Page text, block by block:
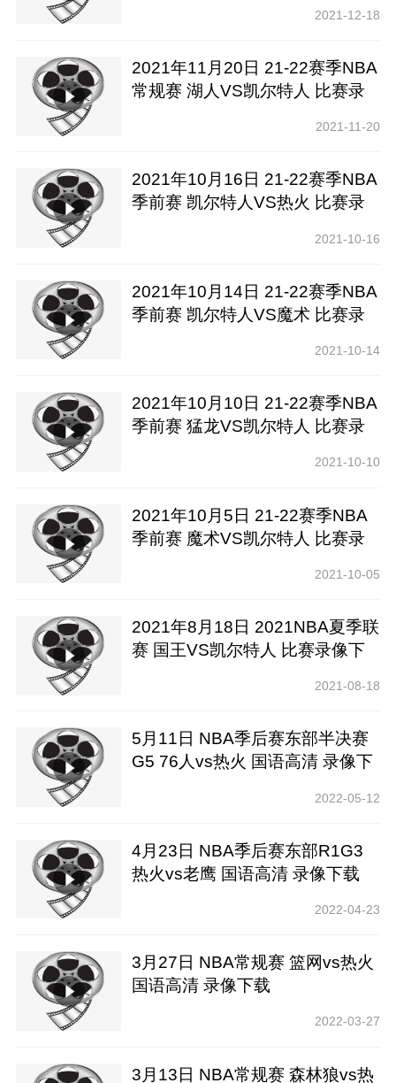
2021-12-18
2021年11月20日 21-22赛季NBA
常规赛 湖人VS凯尔特人 比赛录
2021-11-20
2021年10月16日 21-22赛季NBA
季前赛 凯尔特人VS热火 比赛录
2021-10-16
2021年10月14日 21-22赛季NBA
季前赛 凯尔特人VS魔术 比赛录
2021-10-14
2021年10月10日 21-22赛季NBA
季前赛 猛龙VS凯尔特人 比赛录
2021-10-10
2021年10月5日 21-22赛季NBA
季前赛 魔术VS凯尔特人 比赛录
2021-10-05
2021年8月18日 2021NBA夏季联
赛 国王VS凯尔特人 比赛录像下
2021-08-18
5月11日 NBA季后赛东部半决赛
G5 76人vs热火 国语高清 录像下
2022-05-12
4月23日 NBA季后赛东部R1G3
热火vs老鹰 国语高清 录像下载
2022-04-23
3月27日 NBA常规赛 篮网vs热火
国语高清 录像下载
2022-03-27
3月13日 NBA常规赛 森林狼vs热